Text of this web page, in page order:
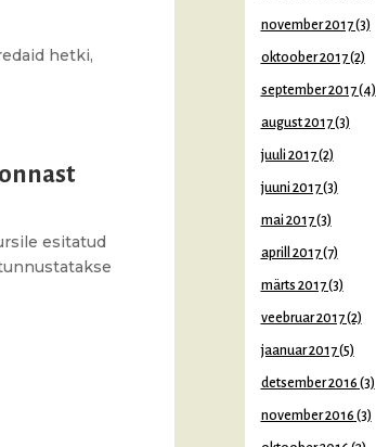
hetki,
esitatud
november 2017(3)
oktoober 2017(2)
september 2017(4)
august 2017(3)
juuli 2017(2)
juuni 2017(3)
mai 2017(3)
aprill 2017(7)
märts 2017(3)
veebruar 2017(2)
jaanuar 2017(5)
detsember 2016 (3)
november 2016 (3)